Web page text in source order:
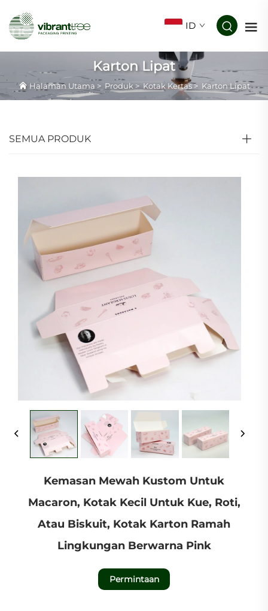
ID
Karton Lipat
Halaman Utama > Produk>Kotak Kertas> Karton Lipat
SEMUA PRODUK
Kemasan Mewah Kustom Untuk
Macaron, Kotak Kecil Untuk Kue, Roti,
Atau Biskuit, Kotak Karton Ramah
Lingkungan Berwarna Pink
Permintaan